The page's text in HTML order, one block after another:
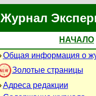
Журнал
НАЧАЛО
Общая информация о
Золотые страницы
Адреса редакции